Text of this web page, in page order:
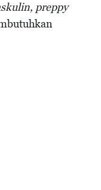
preppy